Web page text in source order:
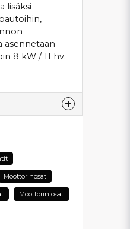
lisäksi
asennetaan
8 kW / 11 hv.
Moottorinosat
Moottorin osat